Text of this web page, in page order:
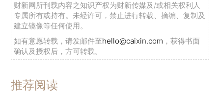
财新网所刊载内容之知识产权为财新传媒及/或相关权利人
专属所有或持有。未经许可，禁止进行转载、摘编、复制及
建立镜像等任何使用。
如有意愿转载，请发邮件至hello@caixin.com ，获得书面
确认及授权后，方可转载。
推荐阅读